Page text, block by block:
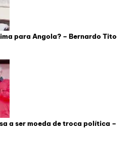
para Angola? – Bernardo Tito
a ser moeda de troca política –